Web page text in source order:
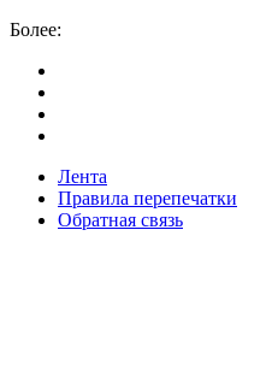
Более:
Лента
Правила перепечатки
Обратная связь